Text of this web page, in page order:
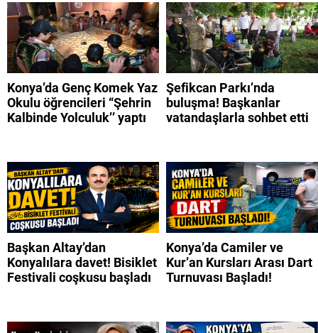
Konya’da Genç Komek Yaz
Okulu öğrencileri “Şehrin
Kalbinde Yolculuk’’ yaptı
Şefikcan Parkı’nda
buluşma! Başkanlar
vatandaşlarla sohbet etti
Başkan Altay’dan
Konyalılara davet! Bisiklet
Festivali coşkusu başladı
Konya’da Camiler ve
Kur’an Kursları Arası Dart
Turnuvası Başladı!